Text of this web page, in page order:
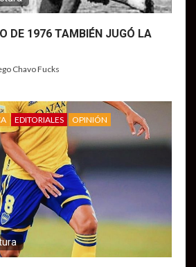
DE 1976 TAMBIÉN JUGÓ LA
Chavo Fucks
EDITORIALES OPINIÓN